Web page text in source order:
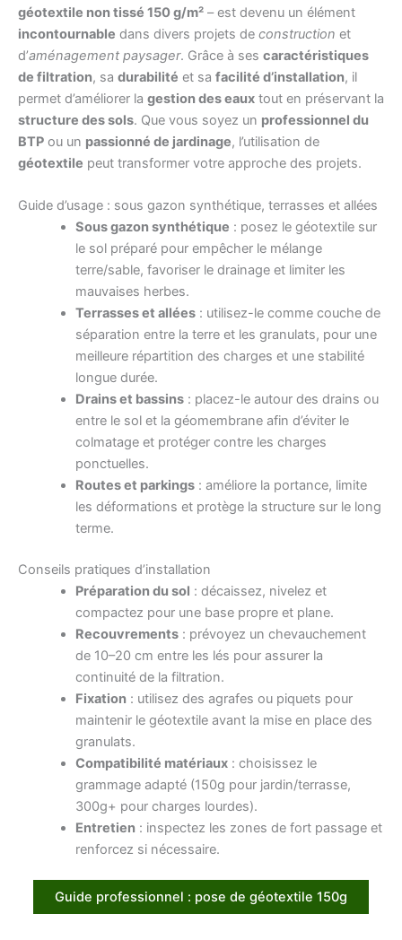
géotextile non tissé 150 g/m² – est devenu un élément
incontournable dans divers projets de construction et
d’aménagement paysager. Grâce à ses caractéristiques
de filtration, sa durabilité et sa facilité d’installation, il
permet d’améliorer la gestion des eaux tout en préservant la
structure des sols. Que vous soyez un professionnel du
BTP ou un passionné de jardinage, l’utilisation de
géotextile peut transformer votre approche des projets.
Guide d’usage : sous gazon synthétique, terrasses et allées
Sous gazon synthétique : posez le géotextile sur
le sol préparé pour empêcher le mélange
terre/sable, favoriser le drainage et limiter les
mauvaises herbes.
Terrasses et allées: utilisez-le comme couche de
séparation entre la terre et les granulats, pour une
meilleure répartition des charges et une stabilité
longue durée.
Drains et bassins: placez-le autour des drains ou
entre le sol et la géomembrane afin d’éviter le
colmatage et protéger contre les charges
ponctuelles.
Routes et parkings: améliore la portance, limite
les déformations et protège la structure sur le long
terme.
Conseils pratiques d’installation
Préparation du sol : décaissez, nivelez et
compactez pour une base propre et plane.
Recouvrements: prévoyez un chevauchement
de 10–20 cm entre les lés pour assurer la
continuité de la filtration.
Fixation: utilisez des agrafes ou piquets pour
maintenir le géotextile avant la mise en place des
granulats.
Compatibilité matériaux: choisissez le
grammage adapté (150g pour jardin/terrasse,
300g+ pour charges lourdes).
Entretien: inspectez les zones de fort passage et
renforcez si nécessaire.
Guide professionnel : pose de géotextile 150g